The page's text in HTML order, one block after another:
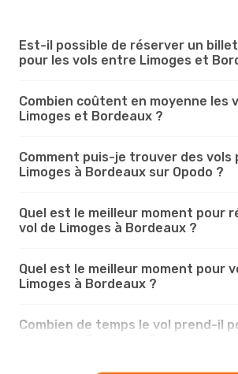
Est-il possible de réserver un
pour les vols entre Limoges et
Combien coûtent en moyenne les
Limoges et Bordeaux ?
Comment puis-je trouver des vols
Limoges à Bordeaux sur Opodo ?
Quel est le meilleur moment pour
vol de Limoges à Bordeaux ?
Quel est le meilleur moment pour
Limoges à Bordeaux ?
Combien de temps le vol prend-il